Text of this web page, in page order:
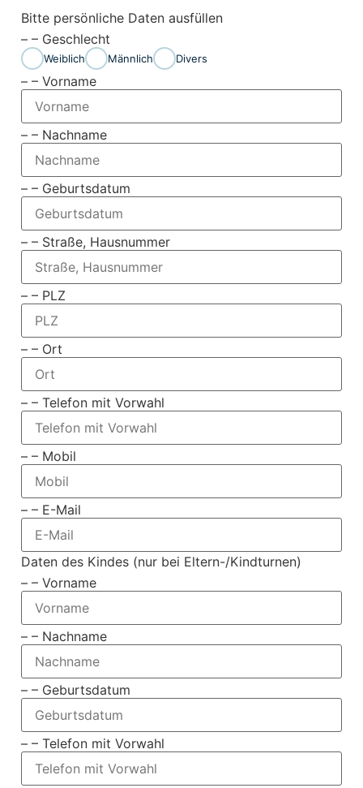
Bitte persönliche Daten ausfüllen
– – Geschlecht
Weiblich Männlich Divers
– – Vorname
– – Nachname
– – Geburtsdatum
– – Straße, Hausnummer
– – PLZ
– – Ort
– – Telefon mit Vorwahl
– – Mobil
– – E-Mail
Daten des Kindes (nur bei Eltern-/Kindturnen)
– – Vorname
– – Nachname
– – Geburtsdatum
– – Telefon mit Vorwahl